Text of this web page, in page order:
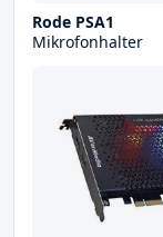
Rode PSA1
Mikrofonhalter